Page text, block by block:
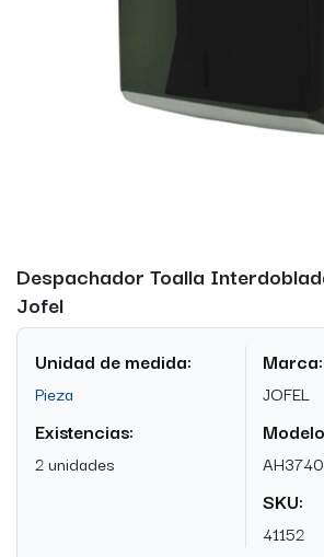
Despachador Toalla
Jofel
Unidad de medida:
Pieza
Existencias:
2 unidades
Marca:
JOFEL
SKU:
41152